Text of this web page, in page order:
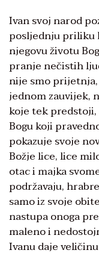
Ivan svoj narod
posljednju priliku
njegovu životu
pranje nečistih
nije smo
jednom zauvijek,
koje tek
Bogu koji
pokazuje svoje
Božje lice, lice
otac i majka
podržavaju,
samo iz svoje
nastupa onoga
maleno i
Ivanu daje